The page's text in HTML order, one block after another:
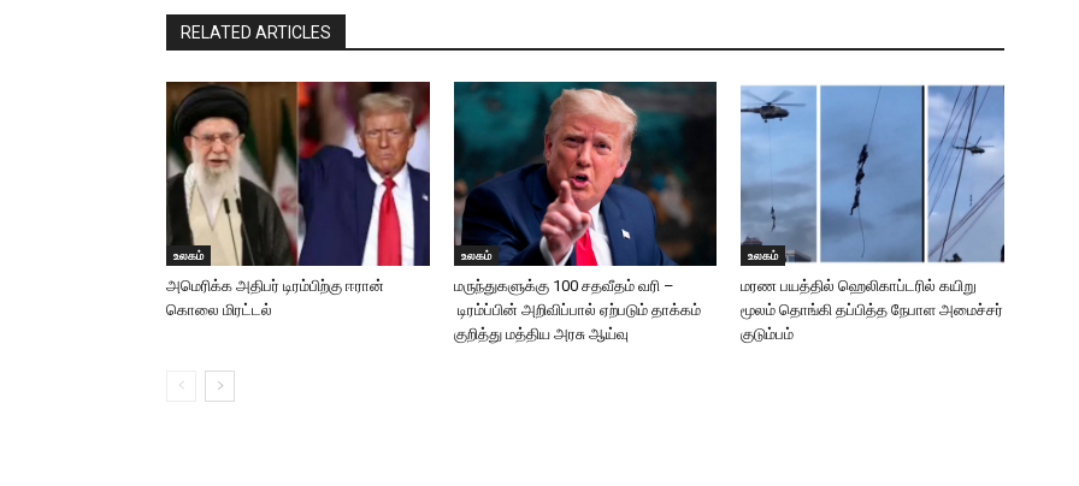
RELATED ARTICLES
உலகம்
அமெரிக்க அதிபர் டிரம்பிற்கு ஈரான்
கொலை மிரட்டல்
உலகம்
மருந்துகளுக்கு 100 சதவீதம் வரி –
டிரம்ப்பின் அறிவிப்பால் ஏற்படும் தாக்கம்
குறித்து மத்திய அரசு ஆய்வு
உலகம்
மரண பயத்தில் ஹெலிகாப்டரில் கயிறு
மூலம் தொங்கி தப்பித்த நேபாள அமைச்சர்
குடும்பம்